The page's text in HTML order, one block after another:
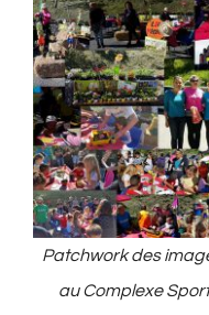
Patchwork des
au Complexe